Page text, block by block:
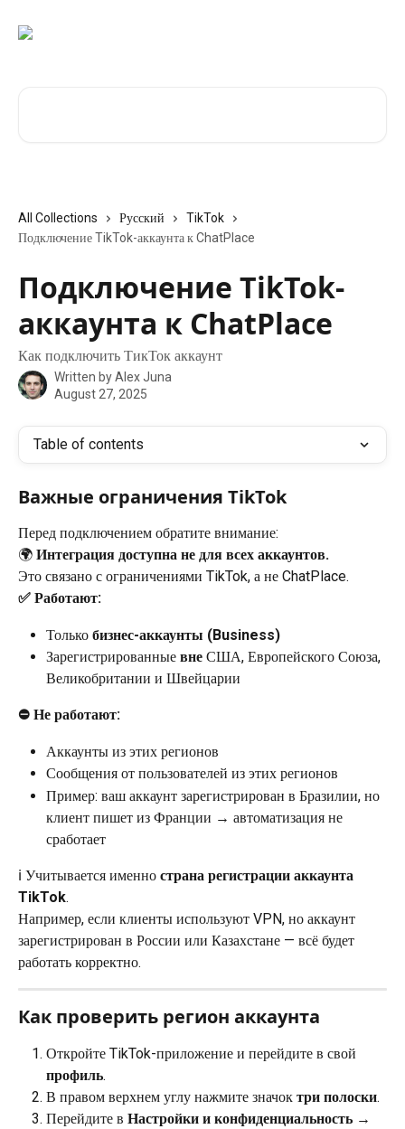
All Collections Русский
TikTok
Подключение TikTok-аккаунта к ChatPlace
Подключение TikTok-
аккаунта к ChatPlace
Как подключить ТикТок аккаунт
Written byAlex Juna
August 27, 2025
Table of contents
Важные ограничения TikTok
Перед подключением обратите внимание:
🌍 Интеграция доступна не для всех аккаунтов.
Это связано с ограничениями TikTok, а не ChatPlace.
✅ Работают:
Только бизнес-аккаунты (Business)
Зарегистрированные вне США, Европейского Союза,
Великобритании и Швейцарии
⛔️ Не работают:
Аккаунты из этих регионов
Сообщения от пользователей из этих регионов
Пример: ваш аккаунт зарегистрирован в Бразилии, но
клиент пишет из Франции → автоматизация не
сработает
ℹ️ Учитывается именно страна регистрации аккаунта
TikTok.
Например, если клиенты используют VPN, но аккаунт
зарегистрирован в России или Казахстане — всё будет
работать корректно.
Как проверить регион аккаунта
Откройте TikTok-приложение и перейдите в свой
профиль.
В правом верхнем углу нажмите значок три полоски.
Перейдите в Настройки и конфиденциальность →